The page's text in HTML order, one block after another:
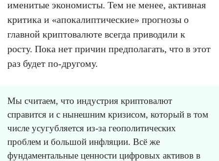
именитые экономисты. Тем не менее, активная
критика и «апокалиптические» прогнозы о
главной криптовалюте всегда приводили к
росту. Пока нет причин предполагать, что в этот
раз будет по-другому.
Мы считаем, что индустрия криптовалют
справится и с нынешним кризисом, который в том
числе усугубляется из-за геополитических
проблем и большой инфляции. Всё же
фундаментальные ценности цифровых активов в